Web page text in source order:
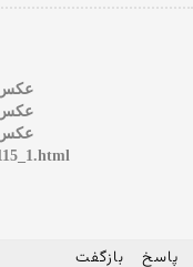
عکس
عکس
عکس
پاسخ بازگفت